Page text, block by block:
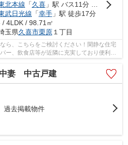
北本線 「久喜」駅 バス11分 「朝日バス車庫」 停歩4分
武日光線 「幸手」駅 徒歩17分
/ 4LDK / 98.71㎡
玉県久喜市栗原１丁目
ら、こちらをご検討ください！閑静な住宅
ー、飲食店等が近隣に充実しており便利な
妻 中古戸建
過去掲載物件